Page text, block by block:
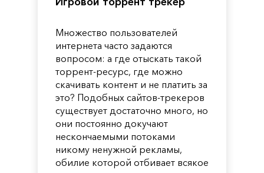
Множество пользователей
интернета часто задаются
вопросом: а где отыскать такой
торрент-ресурс, где можно
скачивать контент и не платить за
это? Подобных сайтов-трекеров
существует достаточно много, но
они постоянно докучают
нескончаемыми потоками
никому ненужной рекламы,
обилие которой отбивает всякое